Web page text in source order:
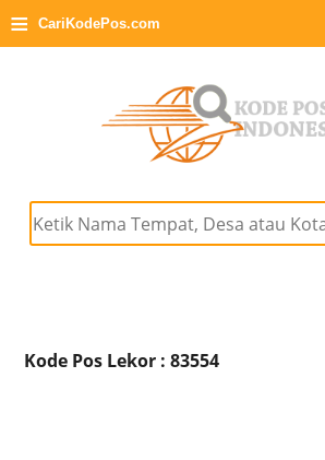
≡ CariKodePos.com
Kode Pos Lekor : 83554